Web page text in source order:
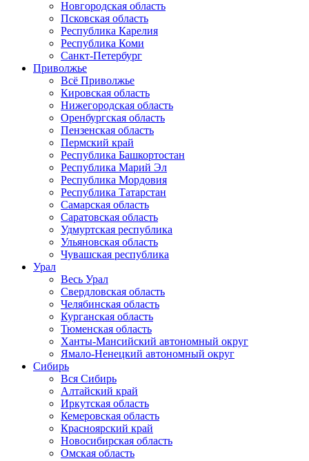
Новгородская область
Псковская область
Республика Карелия
Республика Коми
Санкт-Петербург
Приволжье
Всё Приволжье
Кировская область
Нижегородская область
Оренбургская область
Пензенская область
Пермский край
Республика Башкортостан
Республика Марий Эл
Республика Мордовия
Республика Татарстан
Самарская область
Саратовская область
Удмуртская республика
Ульяновская область
Чувашская республика
Урал
Весь Урал
Свердловская область
Челябинская область
Курганская область
Тюменская область
Ханты-Мансийский автономный округ
Ямало-Ненецкий автономный округ
Сибирь
Вся Сибирь
Алтайский край
Иркутская область
Кемеровская область
Красноярский край
Новосибирская область
Омская область